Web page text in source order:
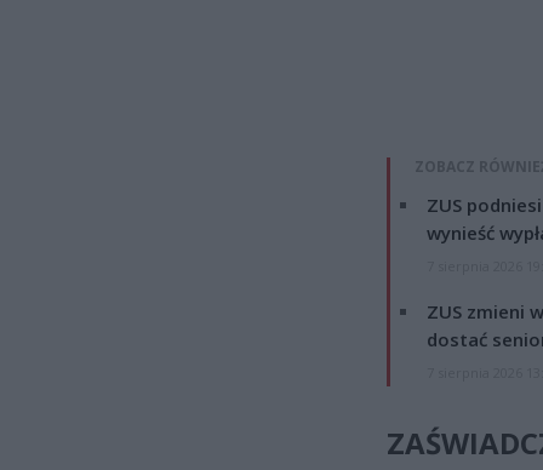
ZOBACZ
ZUS
wynieść
ZUS zmieni
dostać